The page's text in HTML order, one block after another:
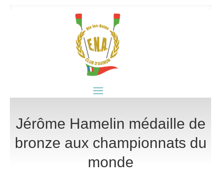
Jérôme Hamelin médaille de
bronze aux championnats du
monde